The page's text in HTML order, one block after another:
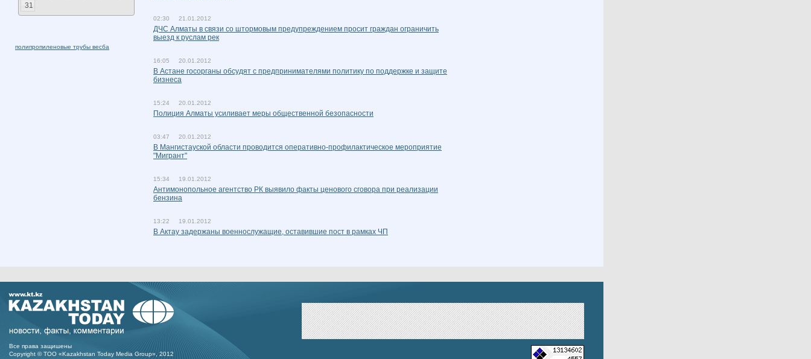
31
полипропиленовые трубы весба
02:30 21.01.2012
ДЧС Алматы в связи со штормовым предупреждением просит граждан ограничить
выезд к руслам рек
16:05 20.01.2012
В Астане госорганы обсудят с предпринимателями политику по поддержке и защите
бизнеса
15:24 20.01.2012
Полиция Алматы усиливает меры общественной безопасности
03:47 20.01.2012
В Мангистауской области проводится оперативно-профилактическое мероприятие
"Мигрант"
15:34 19.01.2012
Антимонопольное агентство РК выявило факты ценового сговора при реализации
бензина
13:22 19.01.2012
В Актау задержаны военнослужащие, оставившие пост в рамках ЧП
Все права защишены
Copyright © ТОО «Kazakhstan Today Media Group», 2012